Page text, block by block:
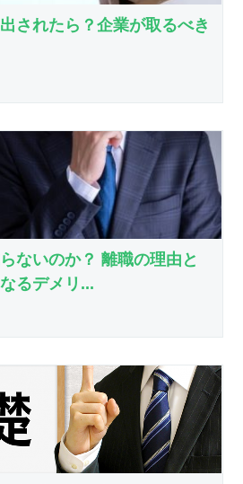
されたら？企業が取るべき
ないのか？ 離職の理由と
るデメリ...